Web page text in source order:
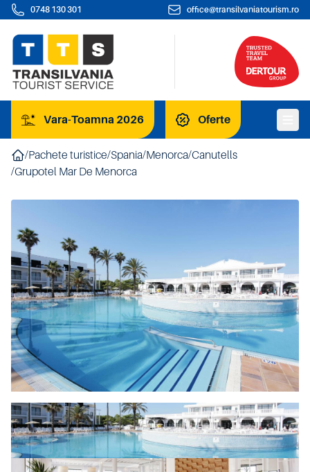
0748 130 301 office@transilvaniatourism.ro
Vara-Toamna 2026 Oferte
/Pachete turistice/Spania/Menorca/Canutells
/Grupotel Mar De Menorca